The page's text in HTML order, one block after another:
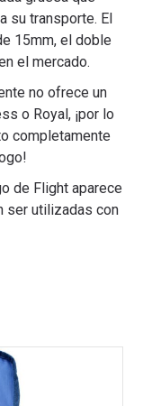
su transporte. El
15mm, el doble
el mercado.
no ofrece un
o Royal, ¡por lo
completamente
de Flight aparece
ser utilizadas con